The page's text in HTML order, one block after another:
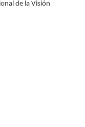
de la Visión